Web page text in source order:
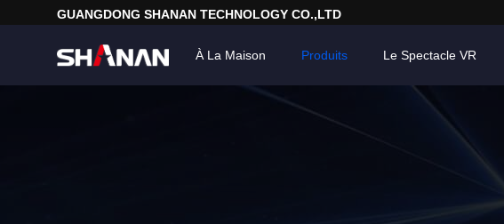
GUANGDONG SHANAN TECHNOLOGY CO.,LTD
À La Maison Produits Le Spectacle VR